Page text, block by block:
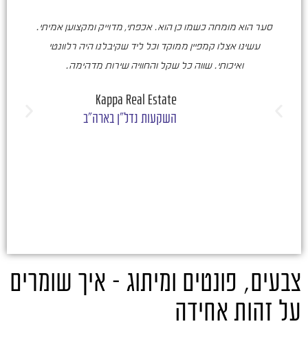
סער הוא מומחה כשמו כן הוא. אכפתי, מדוייק ומקצוען אמיתי.
עשינו אצלו קמפיין ממוקד וכל ליד שקיבלנו היה רלוונטי
ואיכותי. שווה כל שקל והחוויה שירות מדהימה.
Kappa Real Estate
השקעות נדל"ן בארה"ב
צבעים, פונטים ומיתוג – איך שומרים
על זהות אחידה